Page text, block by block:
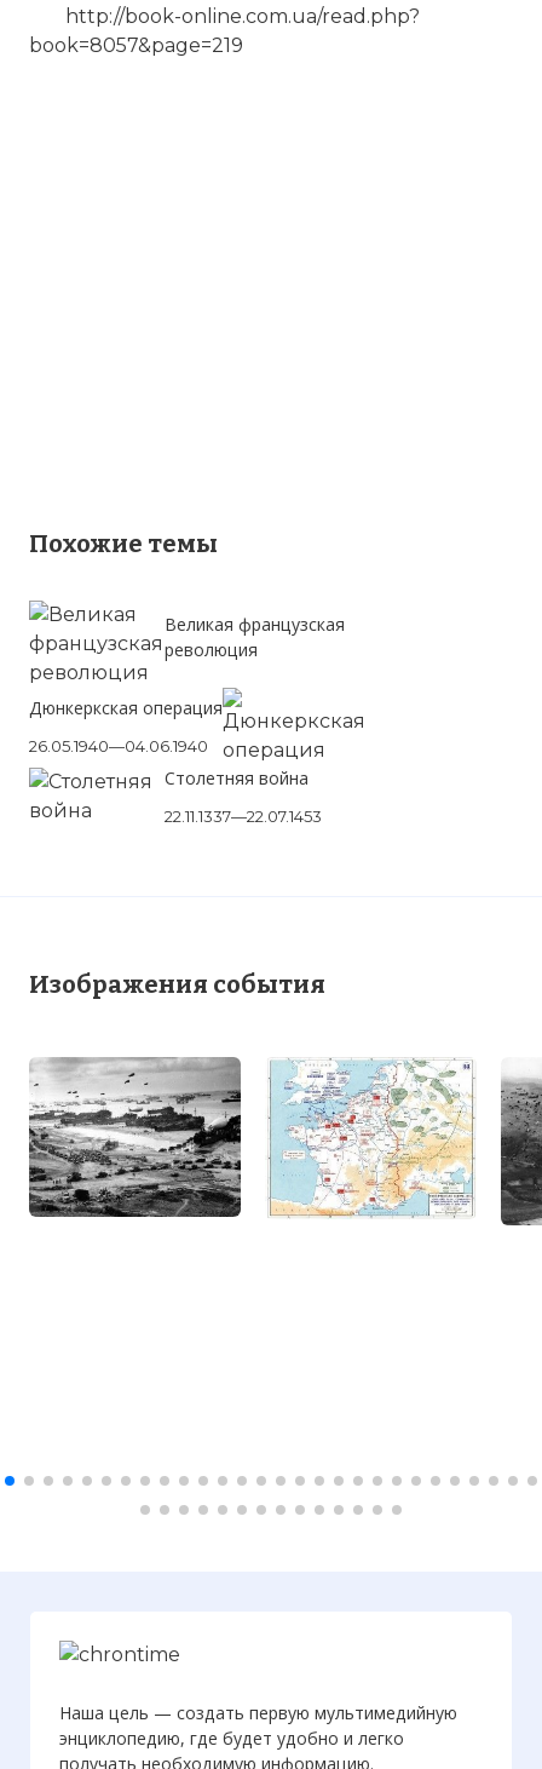
http://book-online.com.ua/read.php?
book=8057&page=219
Похожие темы
Великая французская
революция
Дюнкеркская операция
26.05.1940—04.06.1940
Столетняя война
22.11.1337—22.07.1453
Изображения события
Наша цель — создать первую мультимедийную
энциклопедию, где будет удобно и легко
получать необходимую информацию.